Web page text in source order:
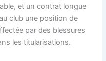
et un contrat longue
club une position de
par des blessures
les titularisations.